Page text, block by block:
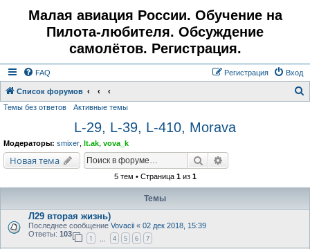
Малая авиация России. Обучение на
Пилота-любителя. Обсуждение
самолётов. Регистрация.
FAQ Вход
Регистрация
Список форумов
Темы без ответов Активные темы
L-29, L-39, L-410, Morava
Модераторы: smixer lt.ak vova_k
Новая тема Поиск
5 тем • Страница 1из 1
Темы
Л29 вторая жизнь)
Последнее сообщение Vovacii « 02 дек 2018, 15:39
Ответы: 103
1 4 5 6 7